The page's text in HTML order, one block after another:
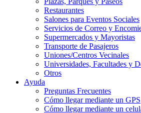
Restaurantes
Salones para Eventos Sociales
Servicios de Correo y
Supermercados y Mayoristas
Transporte de Pasajeros
Uniones/Centros Vecinales
Universidades, Facultades y
Otros
Ayuda
Preguntas Frecuentes
Cómo llegar mediante un GPS
Cómo llegar mediante un